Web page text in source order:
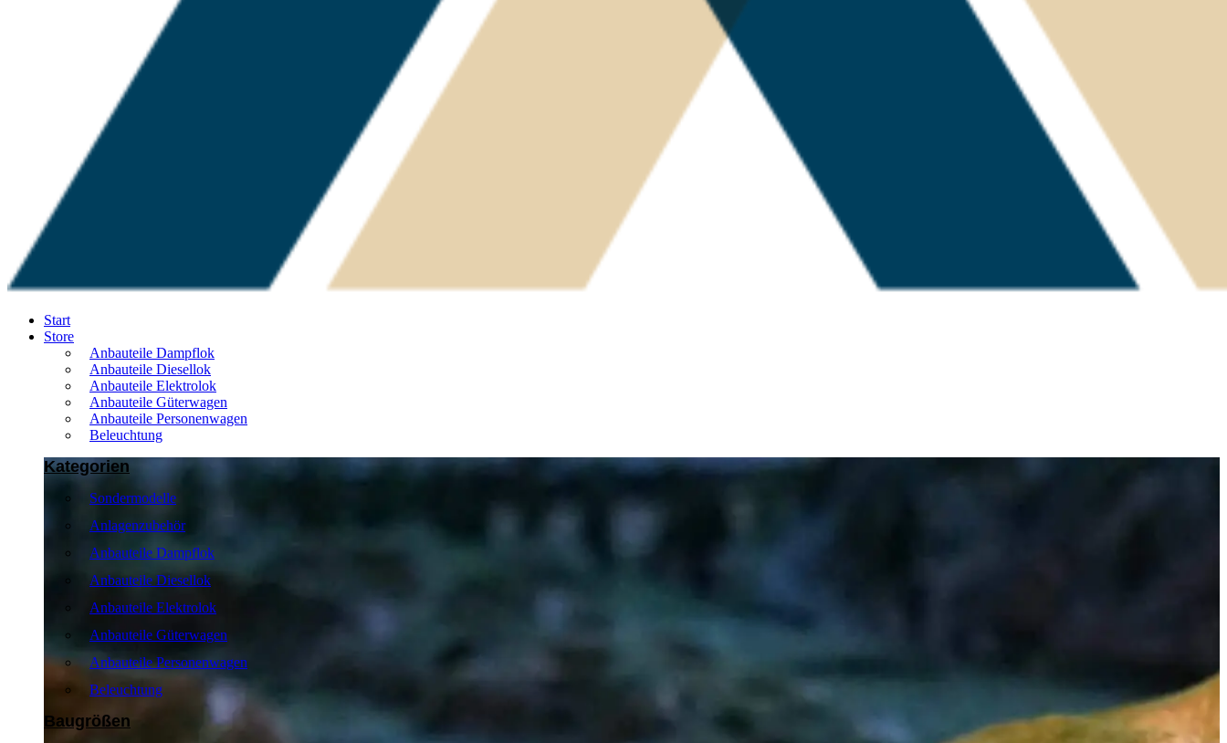
Start
Store
Anbauteile Dampflok
Anbauteile Diesellok
Anbauteile Elektrolok
Anbauteile Güterwagen
Anbauteile Personenwagen
Beleuchtung
Kategorien
Sondermodelle
Anlagenzubehör
Anbauteile Dampflok
Anbauteile Diesellok
Anbauteile Elektrolok
Anbauteile Güterwagen
Anbauteile Personenwagen
Beleuchtung
Baugrößen